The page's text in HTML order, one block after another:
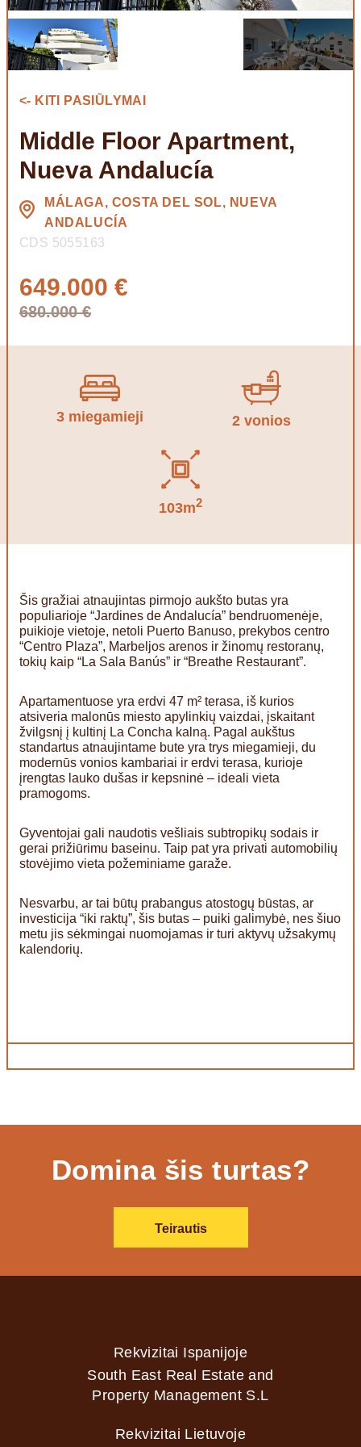
<- KITI PASIŪLYMAI
Middle Floor Apartment,
Nueva Andalucía
MÁLAGA, COSTA DEL SOL, NUEVA
ANDALUCÍA
CDS 5055163
649.000 €
680.000 €
3 miegamieji 2 vonios
103m2
Šis gražiai atnaujintas pirmojo aukšto butas yra
populiarioje “Jardines de Andalucía” bendruomenėje,
puikioje vietoje, netoli Puerto Banuso, prekybos centro
“Centro Plaza”, Marbeljos arenos ir žinomų restoranų,
tokių kaip “La Sala Banús” ir “Breathe Restaurant”.
Apartamentuose yra erdvi 47 m² terasa, iš kurios
atsiveria malonūs miesto apylinkių vaizdai, įskaitant
žvilgsnį į kultinį La Concha kalną. Pagal aukštus
standartus atnaujintame bute yra trys miegamieji, du
modernūs vonios kambariai ir erdvi terasa, kurioje
įrengtas lauko dušas ir kepsninė – ideali vieta
pramogoms.
Gyventojai gali naudotis vešliais subtropikų sodais ir
gerai prižiūrimu baseinu. Taip pat yra privati automobilių
stovėjimo vieta požeminiame garaže.
Nesvarbu, ar tai būtų prabangus atostogų būstas, ar
investicija “iki raktų”, šis butas – puiki galimybė, nes šiuo
metu jis sėkmingai nuomojamas ir turi aktyvų užsakymų
kalendorių.
Domina šis turtas?
Teirautis
Rekvizitai Ispanijoje
South East Real Estate and
Property Management S.L
Rekvizitai Lietuvoje